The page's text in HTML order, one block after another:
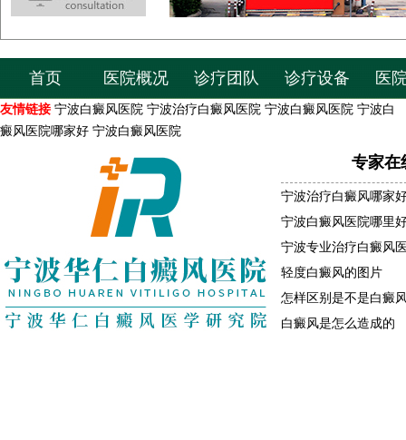
首页 医院概况 诊疗团队 诊疗设备 医
友情链接 宁波白癜风医院 宁波治疗白癜风医院 宁波白癜风医院 宁波白
癜风医院哪家好 宁波白癜风医院
专家在
宁波治疗白癜风哪家
宁波白癜风医院哪里
宁波专业治疗白癜风
轻度白癜风的图片
怎样区别是不是白癜
白癜风是怎么造成的